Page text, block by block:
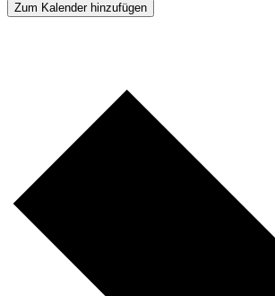
Zum Kalender hinzufügen